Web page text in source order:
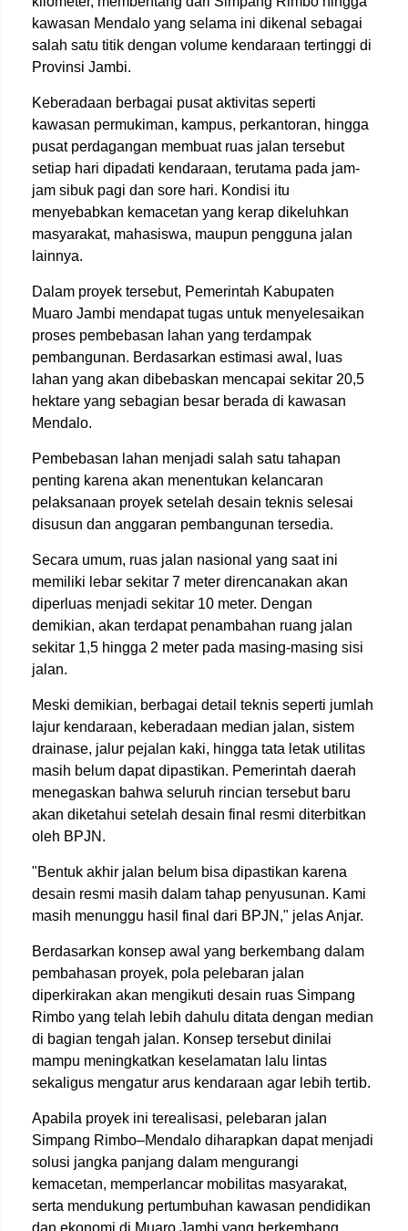
kawasan Mendalo yang selama ini dikenal sebagai
salah satu titik dengan volume kendaraan tertinggi di
Provinsi Jambi.
Keberadaan berbagai pusat aktivitas seperti
kawasan permukiman, kampus, perkantoran, hingga
pusat perdagangan membuat ruas jalan tersebut
setiap hari dipadati kendaraan, terutama pada jam-
jam sibuk pagi dan sore hari. Kondisi itu
menyebabkan kemacetan yang kerap dikeluhkan
masyarakat, mahasiswa, maupun pengguna jalan
lainnya.
Dalam proyek tersebut, Pemerintah Kabupaten
Muaro Jambi mendapat tugas untuk menyelesaikan
proses pembebasan lahan yang terdampak
pembangunan. Berdasarkan estimasi awal, luas
lahan yang akan dibebaskan mencapai sekitar 20,5
hektare yang sebagian besar berada di kawasan
Mendalo.
Pembebasan lahan menjadi salah satu tahapan
penting karena akan menentukan kelancaran
pelaksanaan proyek setelah desain teknis selesai
disusun dan anggaran pembangunan tersedia.
Secara umum, ruas jalan nasional yang saat ini
memiliki lebar sekitar 7 meter direncanakan akan
diperluas menjadi sekitar 10 meter. Dengan
demikian, akan terdapat penambahan ruang jalan
sekitar 1,5 hingga 2 meter pada masing-masing sisi
jalan.
Meski demikian, berbagai detail teknis seperti jumlah
lajur kendaraan, keberadaan median jalan, sistem
drainase, jalur pejalan kaki, hingga tata letak utilitas
masih belum dapat dipastikan. Pemerintah daerah
menegaskan bahwa seluruh rincian tersebut baru
akan diketahui setelah desain final resmi diterbitkan
oleh BPJN.
"Bentuk akhir jalan belum bisa dipastikan karena
desain resmi masih dalam tahap penyusunan. Kami
masih menunggu hasil final dari BPJN," jelas Anjar.
Berdasarkan konsep awal yang berkembang dalam
pembahasan proyek, pola pelebaran jalan
diperkirakan akan mengikuti desain ruas Simpang
Rimbo yang telah lebih dahulu ditata dengan median
di bagian tengah jalan. Konsep tersebut dinilai
mampu meningkatkan keselamatan lalu lintas
sekaligus mengatur arus kendaraan agar lebih tertib.
Apabila proyek ini terealisasi, pelebaran jalan
Simpang Rimbo–Mendalo diharapkan dapat menjadi
solusi jangka panjang dalam mengurangi
kemacetan, memperlancar mobilitas masyarakat,
serta mendukung pertumbuhan kawasan pendidikan
dan ekonomi di Muaro Jambi yang berkembang